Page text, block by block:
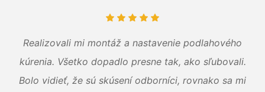
Realizovali mi montáž a nastavenie podlahového
kúrenia. Všetko dopadlo presne tak, ako sľubovali.
Bolo vidieť, že sú skúsení odborníci, rovnako sa mi